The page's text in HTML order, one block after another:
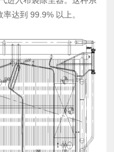
达到 99.9% 以上。